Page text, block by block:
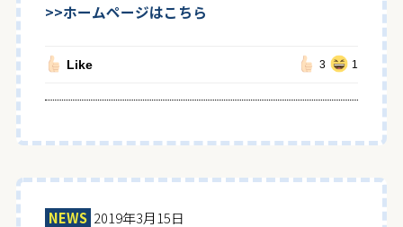
>>ホームページはこちら
Like 3 1
NEWS 2019年3月15日